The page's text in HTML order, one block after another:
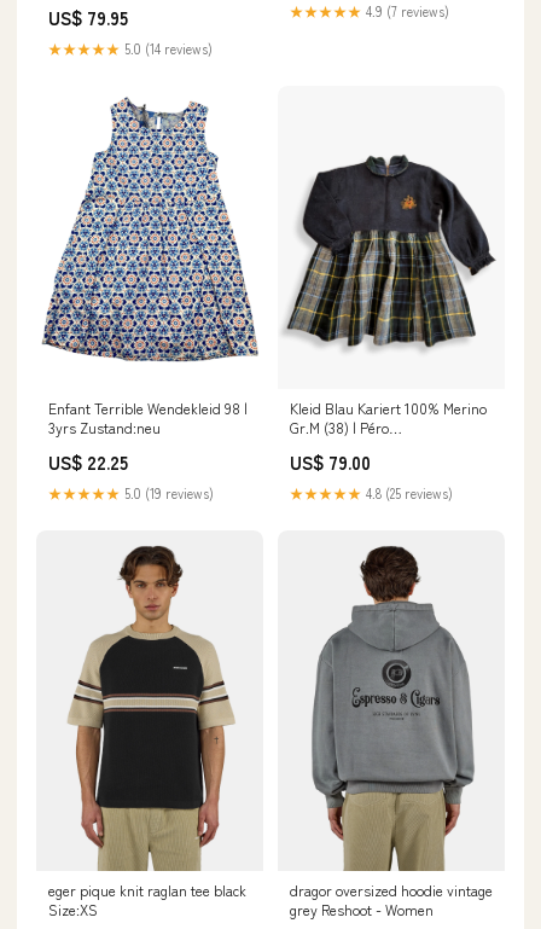
US$ 79.95
★★★★★ 5.0 (14 reviews)
★★★★★ 4.9 (7 reviews)
Enfant Terrible Wendekleid 98 |
3yrs Zustand:neu
US$ 22.25
★★★★★ 5.0 (19 reviews)
Kleid Blau Kariert 100% Merino
Gr.M (38) | Péro
US$ 79.00
★★★★★ 4.8 (25 reviews)
eger pique knit raglan tee black
Size:XS
dragor oversized hoodie vintage
grey Reshoot - Women